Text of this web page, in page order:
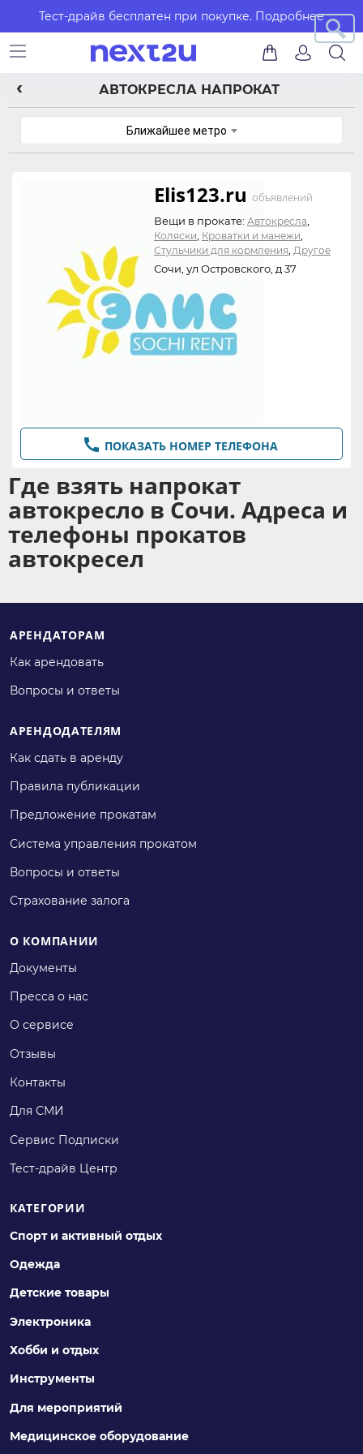
Тест-драйв бесплатен при покупке. Подробнее
АВТОКРЕСЛА НАПРОКАТ
Ближайшее метро
Elis123.ru объявлений
Вещи в прокате: Автокресла
Коляски Кроватки и манежи
Стульчики для кормления Другое
Сочи, ул Островского, д 37
 ПОКАЗАТЬ НОМЕР ТЕЛЕФОНА
Где взять напрокат
автокресло в Сочи. Адреса и
телефоны прокатов
автокресел
АРЕНДАТОРАМ
Как арендовать
Вопросы и ответы
АРЕНДОДАТЕЛЯМ
Как сдать в аренду
Правила публикации
Предложение прокатам
Система управления прокатом
Вопросы и ответы
Страхование залога
О КОМПАНИИ
Документы
Пресса о нас
О сервисе
Отзывы
Контакты
Для СМИ
Сервис Подписки
Тест-драйв Центр
КАТЕГОРИИ
Спорт и активный отдых
Одежда
Детские товары
Электроника
Хобби и отдых
Инструменты
Для мероприятий
Медицинское оборудование